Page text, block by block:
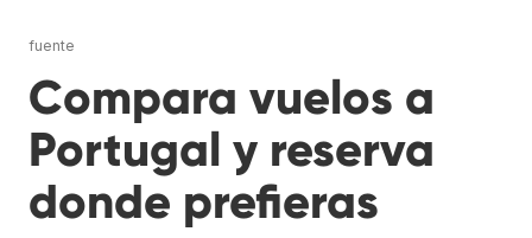
fuente
Compara vuelos a
Portugal y reserva
donde prefieras